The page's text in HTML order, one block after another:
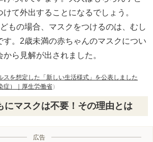
て外出することになるでしょう。
もの場合、マスクをつけるのは、むし
す。2歳未満の赤ちゃんのマスクについ
ら見解が出されました。
スを想定した「新しい生活様式」を公表しました
症）｜厚生労働省）
にマスクは不要！その理由とは
広告